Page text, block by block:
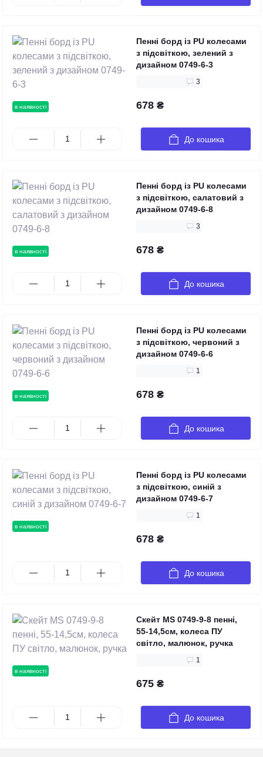
в наявності
Пенні борд із PU колесами
з підсвіткою, зелений з
дизайном 0749-6-3
3
678 ₴
До кошика
в наявності
Пенні борд із PU колесами
з підсвіткою, салатовий з
дизайном 0749-6-8
3
678 ₴
До кошика
в наявності
Пенні борд із PU колесами
з підсвіткою, червоний з
дизайном 0749-6-6
1
678 ₴
До кошика
в наявності
Пенні борд із PU колесами
з підсвіткою, синій з
дизайном 0749-6-7
1
678 ₴
До кошика
в наявності
Скейт MS 0749-9-8 пенні,
55-14,5см, колеса ПУ
світло, малюнок, ручка
1
675 ₴
До кошика